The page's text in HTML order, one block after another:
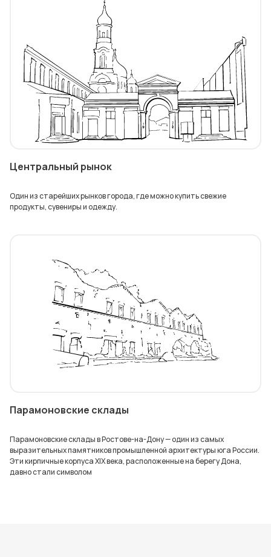
Центральный рынок
Один из старейших рынков города, где можно купить свежие
продукты, сувениры и одежду.
Парамоновские склады
Парамоновские склады в Ростове-на-Дону — один из самых
выразительных памятников промышленной архитектуры юга России.
Эти кирпичные корпуса XIX века, расположенные на берегу Дона,
давно стали символом